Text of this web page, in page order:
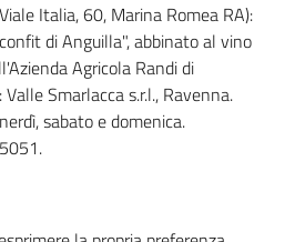
Italia, 60, Marina Romea RA):
di Anguilla", abbinato al vino
Agricola Randi di
Smarlacca s.r.l., Ravenna.
sabato e domenica.